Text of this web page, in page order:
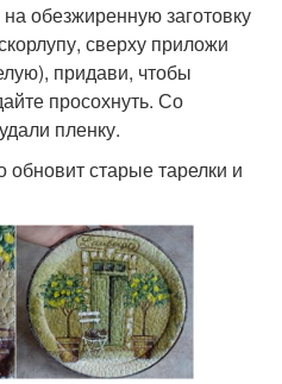
обезжиренную заготовку
сверху приложи
придави, чтобы
просохнуть. Со
пленку.
старые тарелки и